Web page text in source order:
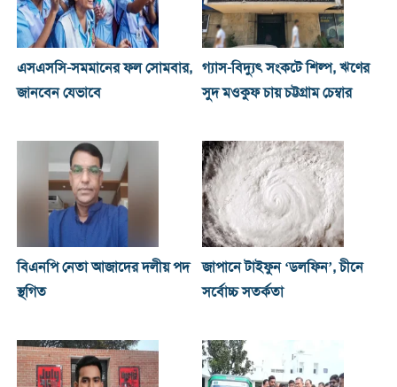
এসএসসি-সমমানের ফল সোমবার,
জানবেন যেভাবে
গ্যাস-বিদ্যুৎ সংকটে শিল্প, ঋণের
সুদ মওকুফ চায় চট্টগ্রাম চেম্বার
বিএনপি নেতা আজাদের দলীয় পদ
স্থগিত
জাপানে টাইফুন ‘ডলফিন’, চীনে
সর্বোচ্চ সতর্কতা